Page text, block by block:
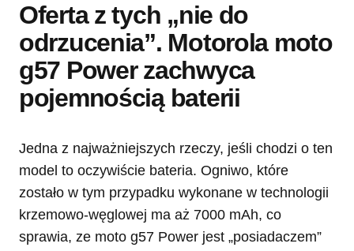
Oferta z tych „nie do
odrzucenia”. Motorola moto
g57 Power zachwyca
pojemnością baterii
Jedna z najważniejszych rzeczy, jeśli chodzi o ten
model to oczywiście bateria. Ogniwo, które
zostało w tym przypadku wykonane w technologii
krzemowo-węglowej ma aż 7000 mAh, co
sprawia, ze moto g57 Power jest „posiadaczem”